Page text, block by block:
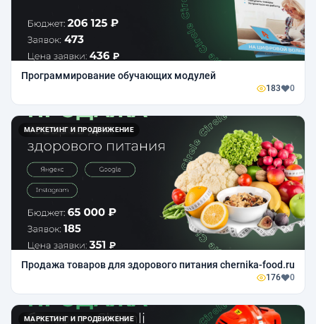
Программирование обучающих модулей
183 0
МАРКЕТИНГ И ПРОДВИЖЕНИЕ
Продажа товаров для здорового питания chernika-food.ru
176 0
МАРКЕТИНГ И ПРОДВИЖЕНИЕ